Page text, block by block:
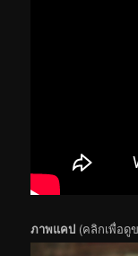
ภาพแคป (คลิกเพื่อดู